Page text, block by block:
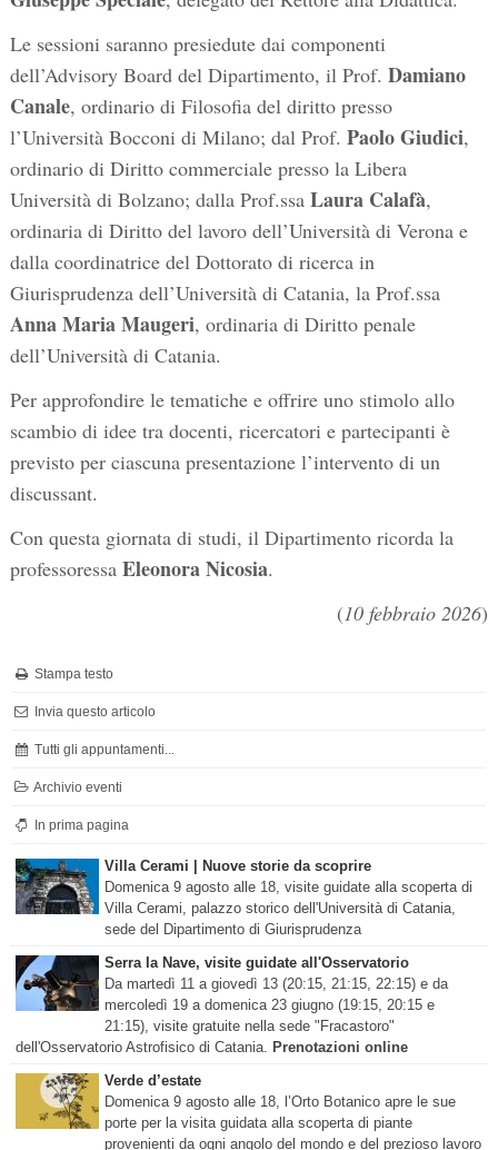
Le sessioni saranno presiedute dai componenti
dell’Advisory Board del Dipartimento, il Prof. Damiano
Canale, ordinario di Filosofia del diritto presso
l’Università Bocconi di Milano; dal Prof. Paolo Giudici,
ordinario di Diritto commerciale presso la Libera
Università di Bolzano; dalla Prof.ssa Laura Calafà,
ordinaria di Diritto del lavoro dell’Università di Verona e
dalla coordinatrice del Dottorato di ricerca in
Giurisprudenza dell’Università di Catania, la Prof.ssa
Anna Maria Maugeri, ordinaria di Diritto penale
dell’Università di Catania.
Per approfondire le tematiche e offrire uno stimolo allo
scambio di idee tra docenti, ricercatori e partecipanti è
previsto per ciascuna presentazione l’intervento di un
discussant.
Con questa giornata di studi, il Dipartimento ricorda la
professoressa Eleonora Nicosia.
(10 febbraio 2026)
Stampa testo
Invia questo articolo
Tutti gli appuntamenti...
Archivio eventi
In prima pagina
Villa Cerami | Nuove storie da scoprire
Domenica 9 agosto alle 18, visite guidate alla scoperta di
Villa Cerami, palazzo storico dell'Università di Catania,
sede del Dipartimento di Giurisprudenza
Serra la Nave, visite guidate all'Osservatorio
Da martedì 11 a giovedì 13 (20:15, 21:15, 22:15) e da
mercoledì 19 a domenica 23 giugno (19:15, 20:15 e
21:15), visite gratuite nella sede "Fracastoro"
dell'Osservatorio Astrofisico di Catania.
Prenotazioni online
Verde d’estate
Domenica 9 agosto alle 18, l’Orto Botanico apre le sue
porte per la visita guidata alla scoperta di piante
provenienti da ogni angolo del mondo e del prezioso lavoro